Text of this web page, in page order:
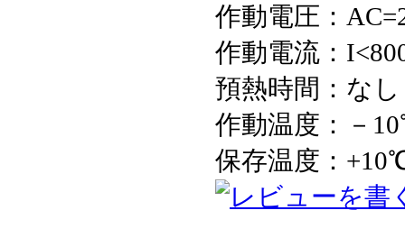
作動電圧：
作動電流：
預熱時間：なし
作動温度：－
保存温度：